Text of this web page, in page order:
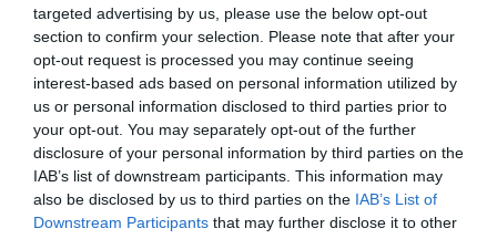
targeted advertising by us, please use the below opt-out
section to confirm your selection. Please note that after your
opt-out request is processed you may continue seeing
interest-based ads based on personal information utilized by
us or personal information disclosed to third parties prior to
your opt-out. You may separately opt-out of the further
disclosure of your personal information by third parties on the
IAB’s list of downstream participants. This information may
also be disclosed by us to third parties on the IAB’s List of
Downstream Participants that may further disclose it to other